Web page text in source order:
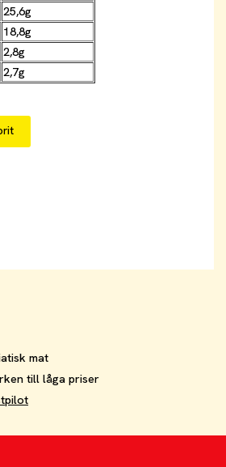
25,6g
18,8g
2,8g
2,7g
mat
till låga priser